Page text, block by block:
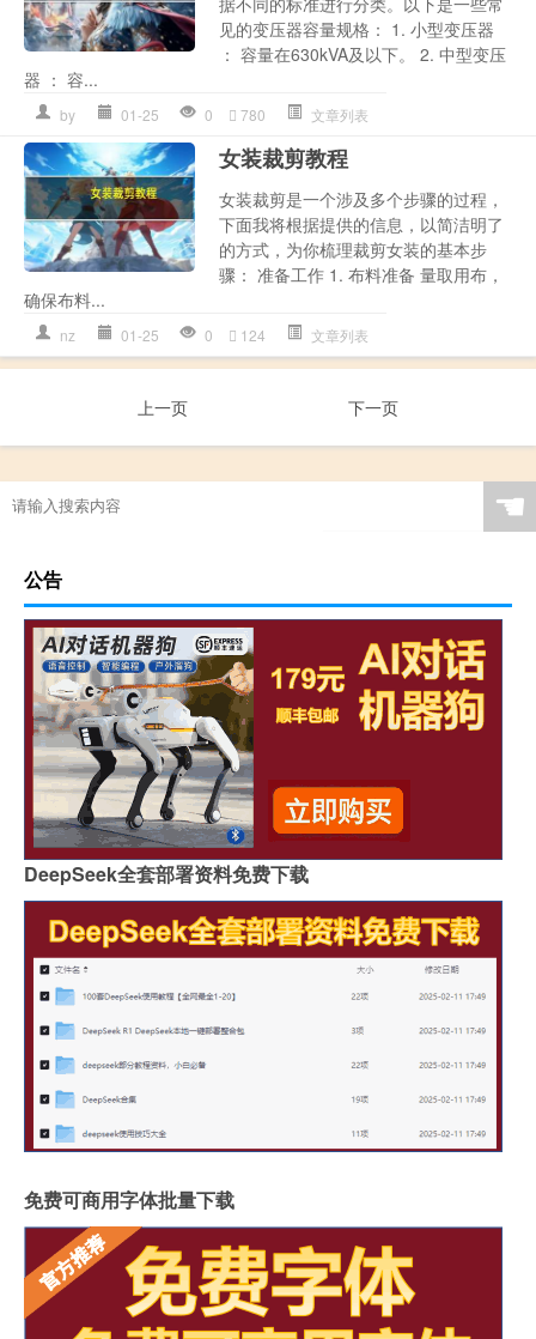
见的变压器容量规格： 1. 小型变压器
： 容量在630kVA及以下。 2. 中型变压
器 ： 容...
by 01-25 0 780 文章列表
女装裁剪教程
女装裁剪是一个涉及多个步骤的过程，
下面我将根据提供的信息，以简洁明了
的方式，为你梳理裁剪女装的基本步
骤： 准备工作 1. 布料准备 量取用布，
确保布料...
nz 01-25 0 124 文章列表
上一页 下一页
☚
公告
DeepSeek全套部署资料免费下载
免费可商用字体批量下载